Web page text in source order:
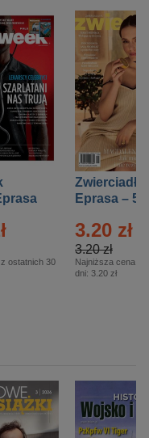
ostatnich 30
Zwierciadło
Eprasa – 5/
3.20 zł
3.20 zł
Najniższa cena z
dni: 3.20 zł